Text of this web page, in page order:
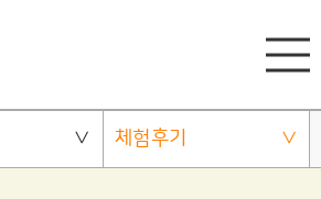
체험후기